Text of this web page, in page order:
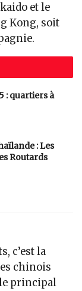
et le
Kong, soit
: quartiers à
: Les
Routards
c’est la
chinois
principal